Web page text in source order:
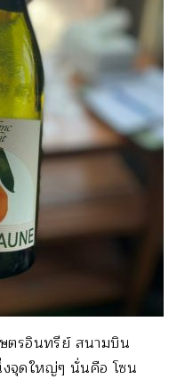
ตรอินทรีย์ สนามบิน
จุดใหญ่ๆ นั่นคือ โซน